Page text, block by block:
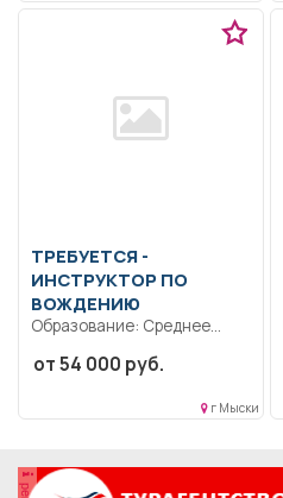
ТРЕБУЕТСЯ -
ИНСТРУКТОР ПО
ВОЖДЕНИЮ
Образование: Среднее
Обучение учащихся
от 54 000 руб.
г Мыски